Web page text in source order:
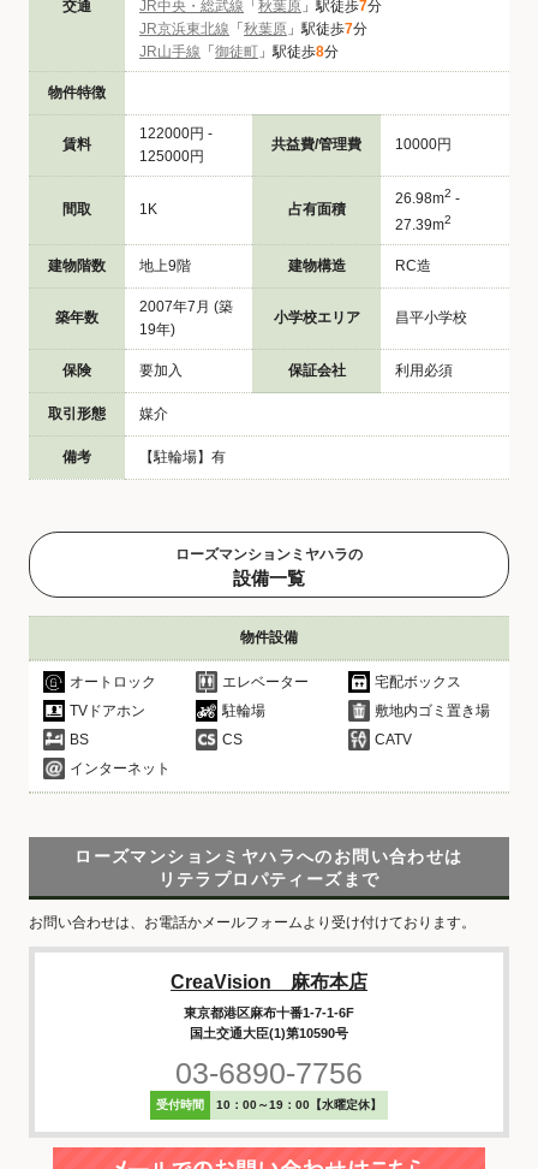
交通 JR中央・総武線 「 秋葉原 」駅徒歩7分
JR京浜東北線 「 秋葉原 」駅徒歩7分
JR山手線 「 御徒町 」駅徒歩8分
物件特徴
賃料
122000円 -
125000円
共益費/管理費 10000円
間取 1K 占有面積
26.98m2 -
27.39m2
建物階数 地上9階 建物構造 RC造
築年数
2007年7月 (築
19年)
小学校エリア 昌平小学校
保険 要加入 保証会社 利用必須
取引形態 媒介
備考 【駐輪場】有
ローズマンションミヤハラの
設備一覧
物件設備
オートロック エレベーター
宅配ボックス
TVドアホン
駐輪場
敷地内ゴミ置き場
BS
CS
CATV
インターネット
ローズマンションミヤハラへのお問い合わせは
リテラプロパティーズまで
お問い合わせは、お電話かメールフォームより受け付けております。
CreaVision 麻布本店
東京都港区麻布十番1-7-1-6F
国土交通大臣(1)第10590号
03-6890-7756
受付時間 10：00～19：00【水曜定休】